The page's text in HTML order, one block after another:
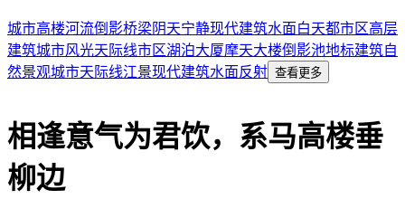
城市高楼河流倒影桥梁阴天宁静现代建筑水面白天都市区高层
建筑城市风光天际线市区湖泊大厦摩天大楼倒影池地标建筑自
然景观城市天际线江景现代建筑水面反射 查看更多
相逢意气为君饮，系马高楼垂
柳边